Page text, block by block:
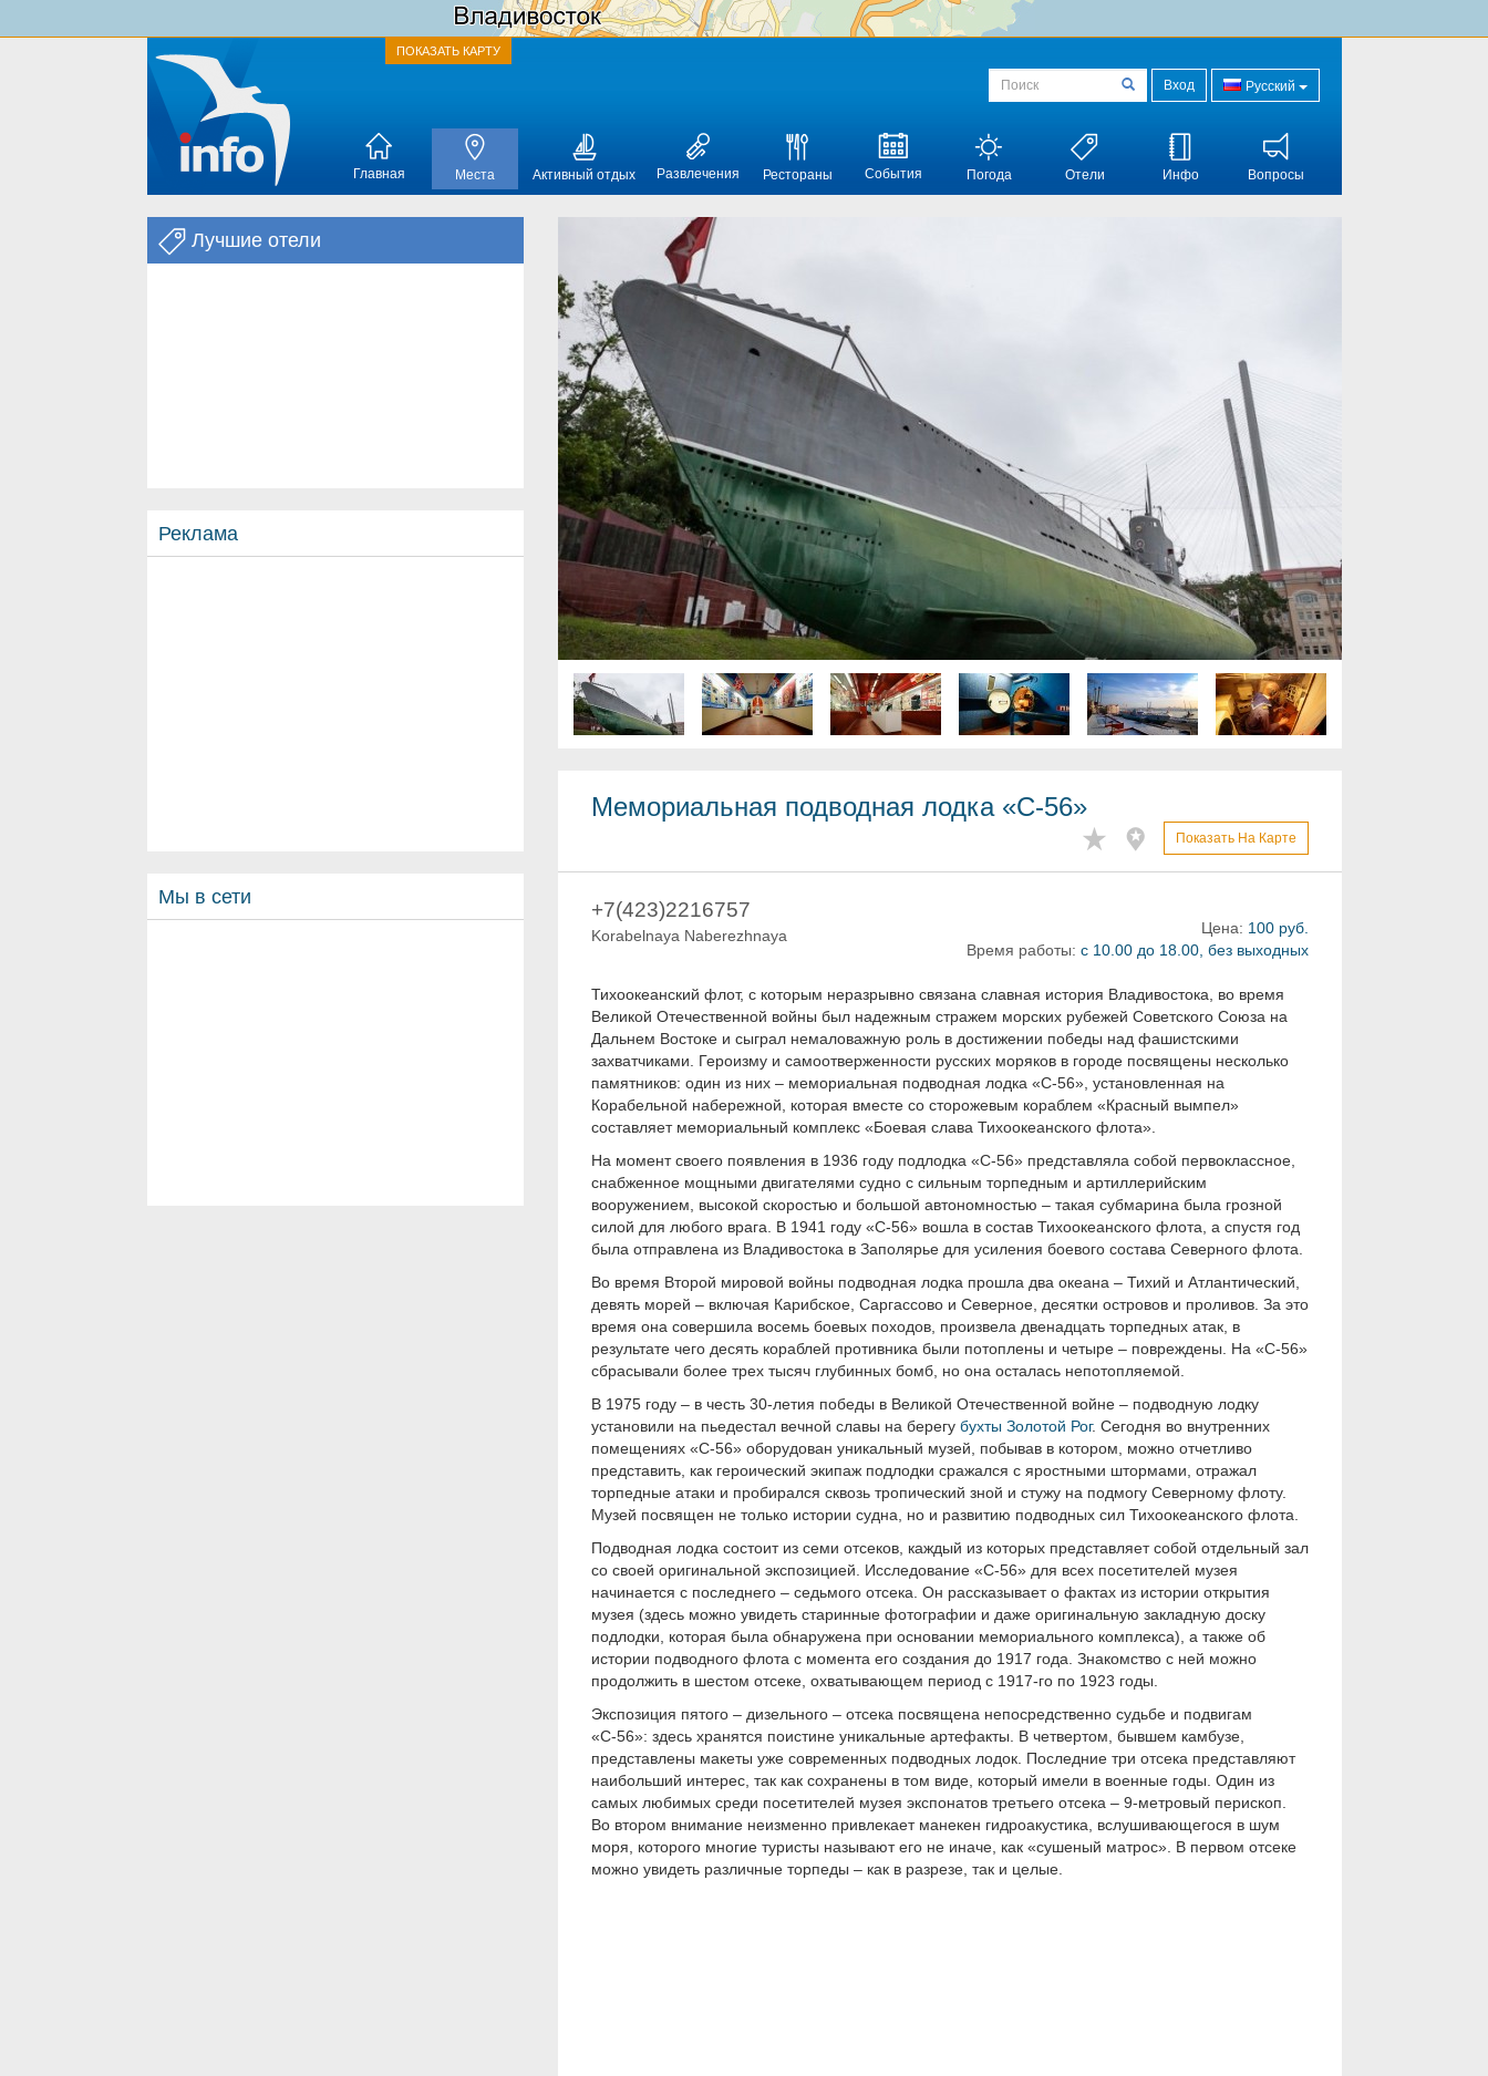
ПОКАЗАТЬ КАРТУ
Вход Русский
Главная Места Активный отдых Развлечения Рестораны События Погода Отели Инфо Вопросы
Лучшие отели
Реклама
Мы в сети
Мемориальная подводная лодка «С-56»
Показать На Карте
+7(423)2216757
Korabelnaya Naberezhnaya Цена: 100 руб.
Время работы: с 10.00 до 18.00, без выходных
Тихоокеанский флот, с которым неразрывно связана славная история Владивостока, во время
Великой Отечественной войны был надежным стражем морских рубежей Советского Союза на
Дальнем Востоке и сыграл немаловажную роль в достижении победы над фашистскими
захватчиками. Героизму и самоотверженности русских моряков в городе посвящены несколько
памятников: один из них – мемориальная подводная лодка «С-56», установленная на
Корабельной набережной, которая вместе со сторожевым кораблем «Красный вымпел»
составляет мемориальный комплекс «Боевая слава Тихоокеанского флота».
На момент своего появления в 1936 году подлодка «С-56» представляла собой первоклассное,
снабженное мощными двигателями судно с сильным торпедным и артиллерийским
вооружением, высокой скоростью и большой автономностью – такая субмарина была грозной
силой для любого врага. В 1941 году «С-56» вошла в состав Тихоокеанского флота, а спустя год
была отправлена из Владивостока в Заполярье для усиления боевого состава Северного флота.
Во время Второй мировой войны подводная лодка прошла два океана – Тихий и Атлантический,
девять морей – включая Карибское, Саргассово и Северное, десятки островов и проливов. За это
время она совершила восемь боевых походов, произвела двенадцать торпедных атак, в
результате чего десять кораблей противника были потоплены и четыре – повреждены. На «С-56»
сбрасывали более трех тысяч глубинных бомб, но она осталась непотопляемой.
В 1975 году – в честь 30-летия победы в Великой Отечественной войне – подводную лодку
установили на пьедестал вечной славы на берегу бухты Золотой Рог. Сегодня во внутренних
помещениях «С-56» оборудован уникальный музей, побывав в котором, можно отчетливо
представить, как героический экипаж подлодки сражался с яростными штормами, отражал
торпедные атаки и пробирался сквозь тропический зной и стужу на подмогу Северному флоту.
Музей посвящен не только истории судна, но и развитию подводных сил Тихоокеанского флота.
Подводная лодка состоит из семи отсеков, каждый из которых представляет собой отдельный зал
со своей оригинальной экспозицией. Исследование «С-56» для всех посетителей музея
начинается с последнего – седьмого отсека. Он рассказывает о фактах из истории открытия
музея (здесь можно увидеть старинные фотографии и даже оригинальную закладную доску
подлодки, которая была обнаружена при основании мемориального комплекса), а также об
истории подводного флота с момента его создания до 1917 года. Знакомство с ней можно
продолжить в шестом отсеке, охватывающем период с 1917-го по 1923 годы.
Экспозиция пятого – дизельного – отсека посвящена непосредственно судьбе и подвигам
«С-56»: здесь хранятся поистине уникальные артефакты. В четвертом, бывшем камбузе,
представлены макеты уже современных подводных лодок. Последние три отсека представляют
наибольший интерес, так как сохранены в том виде, который имели в военные годы. Один из
самых любимых среди посетителей музея экспонатов третьего отсека – 9-метровый перископ.
Во втором внимание неизменно привлекает манекен гидроакустика, вслушивающегося в шум
моря, которого многие туристы называют его не иначе, как «сушеный матрос». В первом отсеке
можно увидеть различные торпеды – как в разрезе, так и целые.